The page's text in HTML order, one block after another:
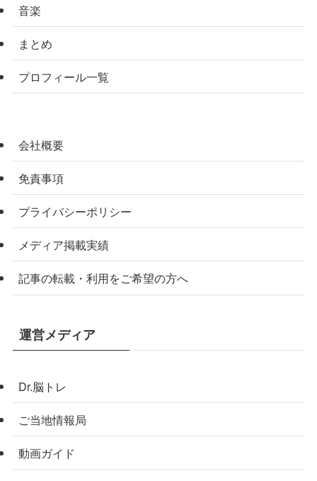
音楽
まとめ
プロフィール一覧
会社概要
免責事項
プライバシーポリシー
メディア掲載実績
記事の転載・利用をご希望の方へ
運営メディア
Dr.脳トレ
ご当地情報局
動画ガイド